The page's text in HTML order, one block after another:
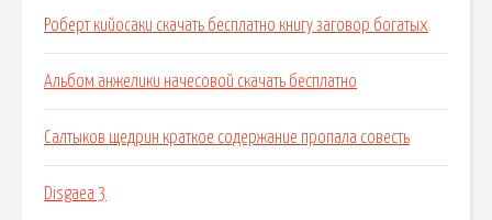
Роберт кийосаки скачать бесплатно книгу заговор богатых
Альбом анжелики начесовой скачать бесплатно
Салтыков щедрин краткое содержание пропала совесть
Disgaea 3